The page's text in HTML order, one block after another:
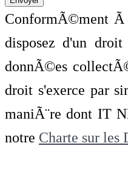
ConformÃ©ment
disposez d'un
donnÃ©es
droit s'exerce par
maniÃ¨re dont IT
notre Charte sur les